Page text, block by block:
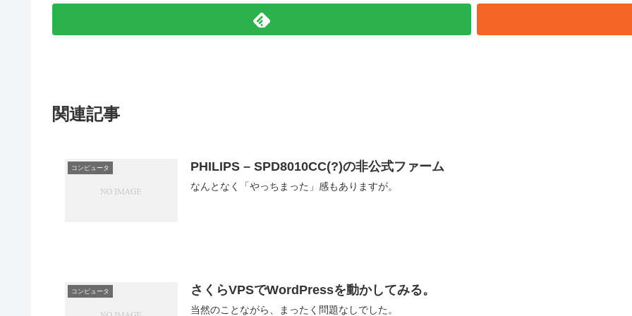
関連記事
コンピュータ PHILIPS – SPD8010CC(?)の非公式ファーム
なんとなく「やっちまった」感もありますが。
コンピュータ さくらVPSでWordPressを動かしてみる。
当然のことながら、まったく問題なしでした。